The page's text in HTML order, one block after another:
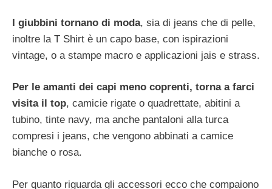
I giubbini tornano di moda, sia di jeans che di pelle,
inoltre la T Shirt è un capo base, con ispirazioni
vintage, o a stampe macro e applicazioni jais e strass.
Per le amanti dei capi meno coprenti, torna a farci
visita il top, camicie rigate o quadrettate, abitini a
tubino, tinte navy, ma anche pantaloni alla turca
compresi i jeans, che vengono abbinati a camice
bianche o rosa.
Per quanto riguarda gli accessori ecco che compaiono